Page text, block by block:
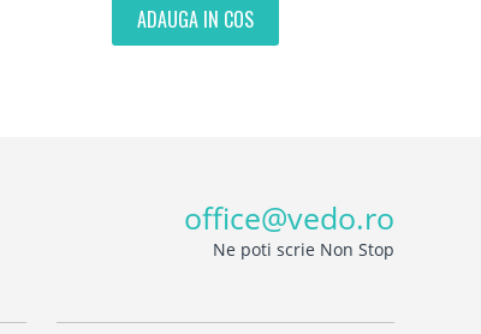
ADAUGA IN COS
office@vedo.ro
Ne poti scrie Non Stop